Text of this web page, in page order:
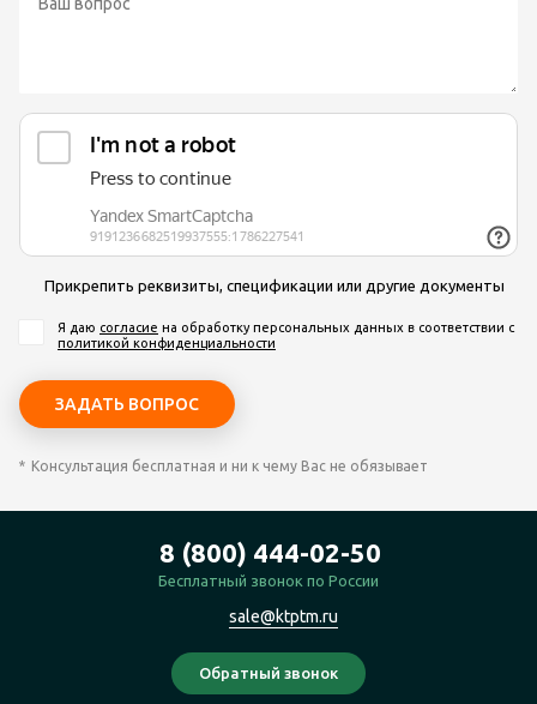
Прикрепить реквизиты, спецификации или другие документы
Я даю согласие на обработку персональных данных в соответствии с
политикой конфиденциальности
Консультация бесплатная и ни к чему Вас не обязывает
8 (800) 444-02-50
Бесплатный звонок по России
sale@ktptm.ru